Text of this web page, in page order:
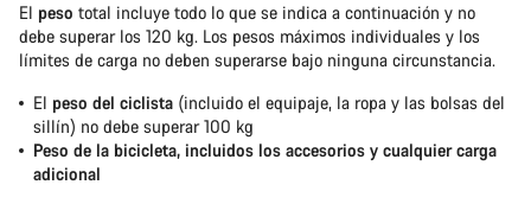
El peso total incluye todo lo que se indica a continuación y no
debe superar los 120 kg. Los pesos máximos individuales y los
límites de carga no deben superarse bajo ninguna circunstancia.
El peso del ciclista (incluido el equipaje, la ropa y las bolsas del
sillín) no debe superar 100 kg
Peso de la bicicleta, incluidos los accesorios y cualquier carga
adicional